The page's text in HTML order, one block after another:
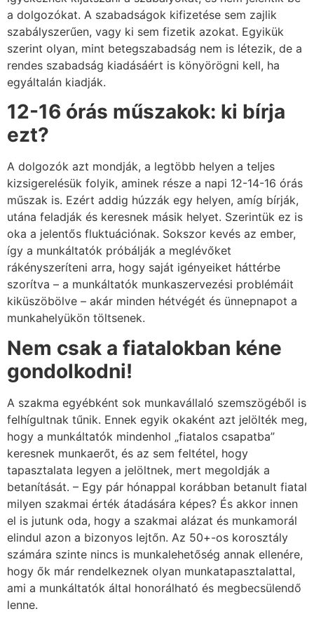
a dolgozókat. A szabadságok kifizetése sem zajlik
szabályszerűen, vagy ki sem fizetik azokat. Egyikük
szerint olyan, mint betegszabadság nem is létezik, de a
rendes szabadság kiadásáért is könyörögni kell, ha
egyáltalán kiadják.
12-16 órás műszakok: ki bírja
ezt?
A dolgozók azt mondják, a legtöbb helyen a teljes
kizsigerelésük folyik, aminek része a napi 12-14-16 órás
műszak is. Ezért addig húzzák egy helyen, amíg bírják,
utána feladják és keresnek másik helyet. Szerintük ez is
oka a jelentős fluktuációnak. Sokszor kevés az ember,
így a munkáltatók próbálják a meglévőket
rákényszeríteni arra, hogy saját igényeiket háttérbe
szorítva – a munkáltatók munkaszervezési problémáit
kiküszöbölve – akár minden hétvégét és ünnepnapot a
munkahelyükön töltsenek.
Nem csak a fiatalokban kéne
gondolkodni!
A szakma egyébként sok munkavállaló szemszögéből is
felhígultnak tűnik. Ennek egyik okaként azt jelölték meg,
hogy a munkáltatók mindenhol „fiatalos csapatba”
keresnek munkaerőt, és az sem feltétel, hogy
tapasztalata legyen a jelöltnek, mert megoldják a
betanítását. – Egy pár hónappal korábban betanult fiatal
milyen szakmai érték átadására képes? És akkor innen
el is jutunk oda, hogy a szakmai alázat és munkamorál
elindul azon a bizonyos lejtőn. Az 50+-os korosztály
számára szinte nincs is munkalehetőség annak ellenére,
hogy ők már rendelkeznek olyan munkatapasztalattal,
ami a munkáltatók által honorálható és megbecsülendő
lenne.